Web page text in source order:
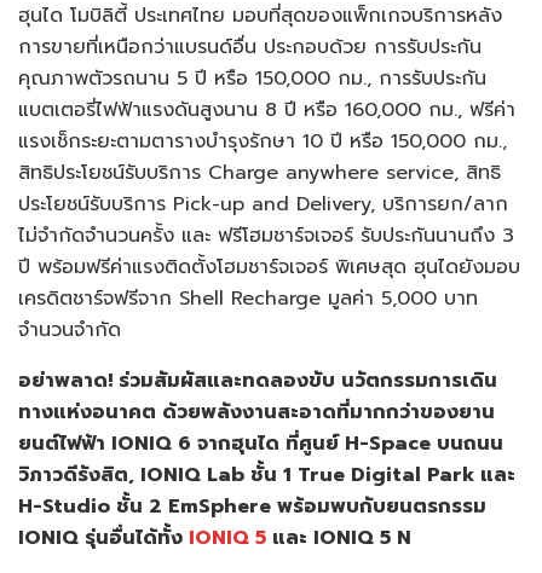
ฮุนได โมบิลิตี้ ประเทศไทย มอบที่สุดของแพ็กเกจบริการหลัง
การขายที่เหนือกว่าแบรนด์อื่น ประกอบด้วย การรับประกัน
คุณภาพตัวรถนาน 5 ปี หรือ 150,000 กม., การรับประกัน
แบตเตอรี่ไฟฟ้าแรงดันสูงนาน 8 ปี หรือ 160,000 กม., ฟรีค่า
แรงเช็กระยะตามตารางบำรุงรักษา 10 ปี หรือ 150,000 กม.,
สิทธิประโยชน์รับบริการ Charge anywhere service, สิทธิ
ประโยชน์รับบริการ Pick-up and Delivery, บริการยก/ลาก
ไม่จำกัดจำนวนครั้ง และ ฟรีโฮมชาร์จเจอร์ รับประกันนานถึง 3
ปี พร้อมฟรีค่าแรงติดตั้งโฮมชาร์จเจอร์ พิเศษสุด ฮุนไดยังมอบ
เครดิตชาร์จฟรีจาก Shell Recharge มูลค่า 5,000 บาท
จำนวนจำกัด
อย่าพลาด! ร่วมสัมผัสและทดลองขับ นวัตกรรมการเดิน
ทางแห่งอนาคต ด้วยพลังงานสะอาดที่มากกว่าของยาน
ยนต์ไฟฟ้า IONIQ 6 จากฮุนได ที่ศูนย์ H-Space บนถนน
วิภาวดีรังสิต, IONIQ Lab ชั้น 1 True Digital Park และ
H-Studio ชั้น 2 EmSphere พร้อมพบกับยนตรกรรม
IONIQ รุ่นอื่นได้ทั้ง IONIQ 5 และ IONIQ 5 N